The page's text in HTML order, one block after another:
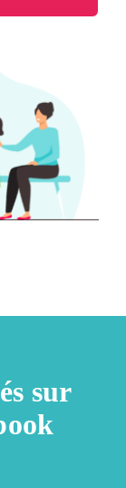
sur